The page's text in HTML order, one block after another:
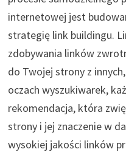
internetowej jest
strategię link buildingu.
zdobywania linków
do Twojej strony z
oczach wyszukiwarek,
rekomendacja, która
strony i jej znaczenie w
wysokiej jakości linków